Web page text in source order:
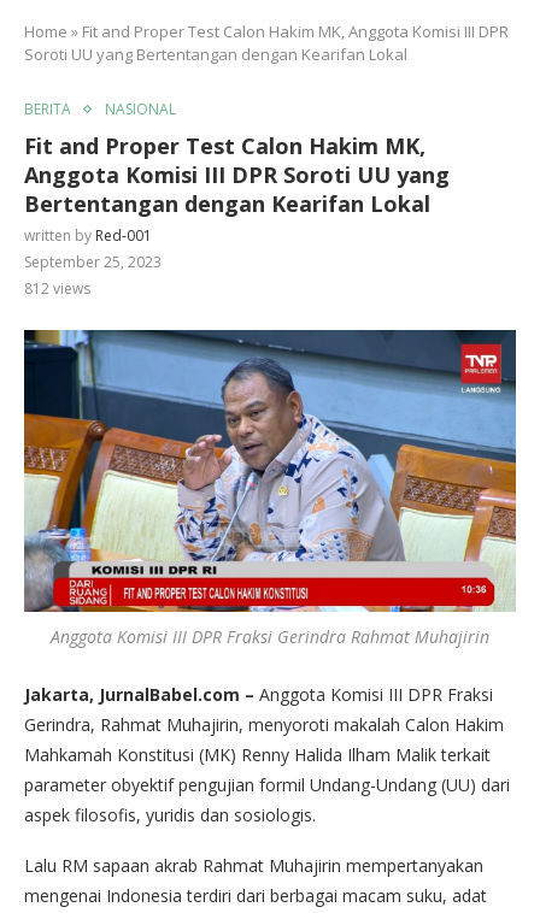
Home » Fit and Proper Test Calon Hakim MK, Anggota Komisi III DPR
Soroti UU yang Bertentangan dengan Kearifan Lokal
BERITA NASIONAL
Fit and Proper Test Calon Hakim MK,
Anggota Komisi III DPR Soroti UU yang
Bertentangan dengan Kearifan Lokal
written by Red-001
September 25, 2023
812views
Anggota Komisi III DPR Fraksi Gerindra Rahmat Muhajirin
Jakarta, JurnalBabel.com – Anggota Komisi III DPR Fraksi
Gerindra, Rahmat Muhajirin, menyoroti makalah Calon Hakim
Mahkamah Konstitusi (MK) Renny Halida Ilham Malik terkait
parameter obyektif pengujian formil Undang-Undang (UU) dari
aspek filosofis, yuridis dan sosiologis.
Lalu RM sapaan akrab Rahmat Muhajirin mempertanyakan
mengenai Indonesia terdiri dari berbagai macam suku, adat